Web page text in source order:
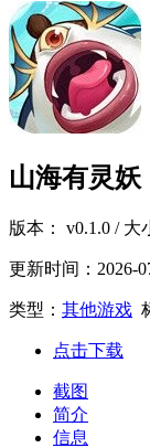
山海有灵妖
版本： v0.1.0 / 大
更新时间： 2026-
类型： 其他游戏
点击下载
截图
简介
信息